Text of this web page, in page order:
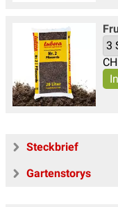
Steckbrief
Gartenstorys